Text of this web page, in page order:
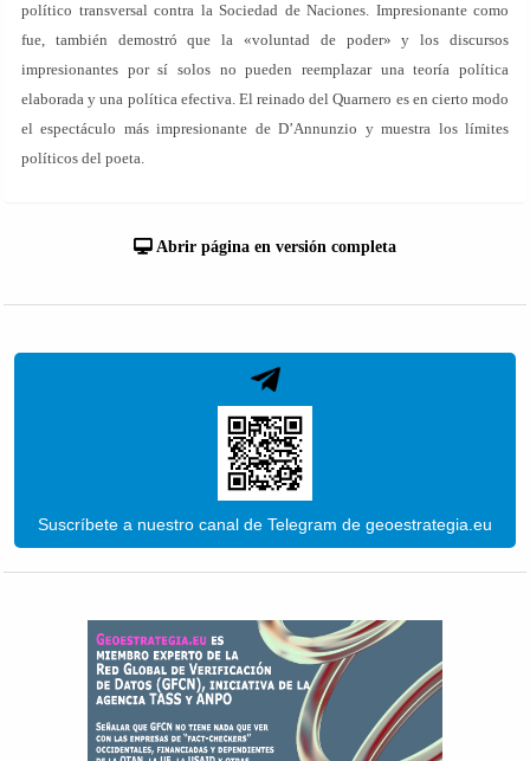
político transversal contra la Sociedad de Naciones. Impresionante como
fue, también demostró que la «voluntad de poder» y los discursos
impresionantes por sí solos no pueden reemplazar una teoría política
elaborada y una política efectiva. El reinado del Quarnero es en cierto modo
el espectáculo más impresionante de D’Annunzio y muestra los límites
políticos del poeta.
Abrir página en versión completa
Suscríbete a nuestro canal de Telegram de geoestrategia.eu